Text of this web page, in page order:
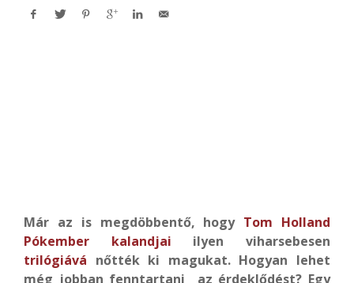
Már az is megdöbbentő, hogy Tom Holland
Pókember kalandjai ilyen viharsebesen
trilógiává nőtték ki magukat. Hogyan lehet
még jobban fenntartani az érdeklődést? Egy